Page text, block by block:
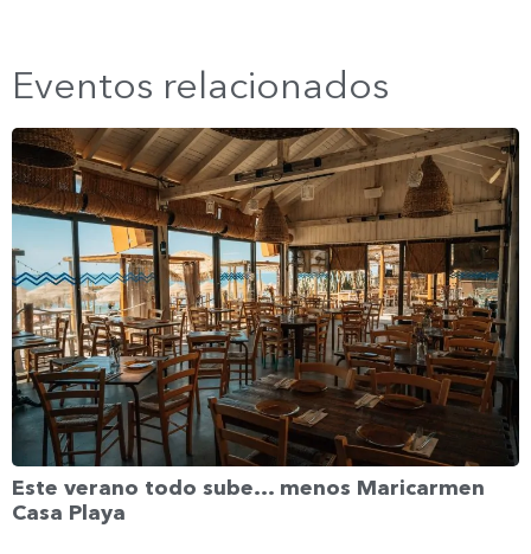
Eventos relacionados
Este verano todo sube… menos Maricarmen
Casa Playa